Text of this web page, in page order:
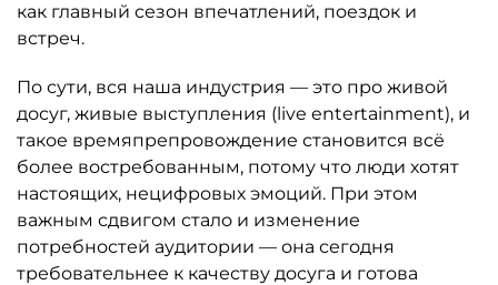
как главный сезон впечатлений, поездок и
встреч.
По сути, вся наша индустрия — это про живой
досуг, живые выступления (live entertainment), и
такое времяпрепровождение становится всё
более востребованным, потому что люди хотят
настоящих, нецифровых эмоций. При этом
важным сдвигом стало и изменение
потребностей аудитории — она сегодня
требовательнее к качеству досуга и готова